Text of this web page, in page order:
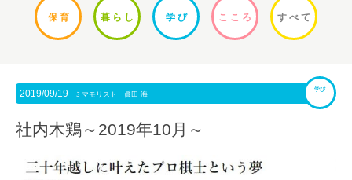
保 育 暮ら し 学 び ここ ろ すべて
2019/09/19 ミマモリスト 眞田 海
学び
社内木鶏～2019年10月～